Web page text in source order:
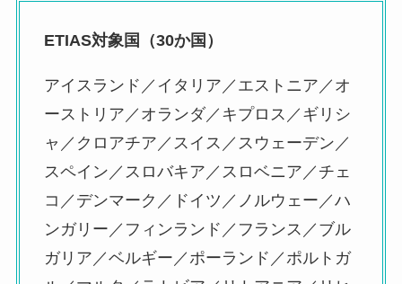
ETIAS対象国（30か国）
アイスランド／イタリア／エストニア／オ
ーストリア／オランダ／キプロス／ギリシ
ャ／クロアチア／スイス／スウェーデン／
スペイン／スロバキア／スロベニア／チェ
コ／デンマーク／ドイツ／ノルウェー／ハ
ンガリー／フィンランド／フランス／ブル
ガリア／ベルギー／ポーランド／ポルトガ